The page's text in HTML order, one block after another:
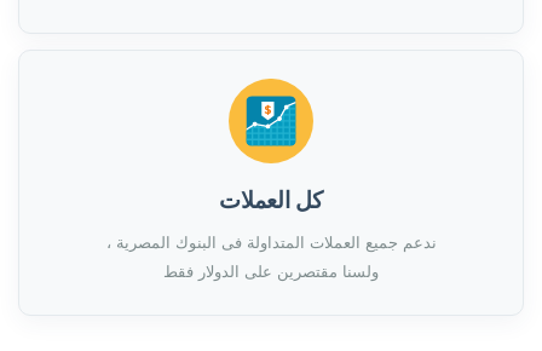
كل العملات
ندعم جميع العملات المتداولة فى البنوك المصرية ،
ولسنا مقتصرين على الدولار فقط